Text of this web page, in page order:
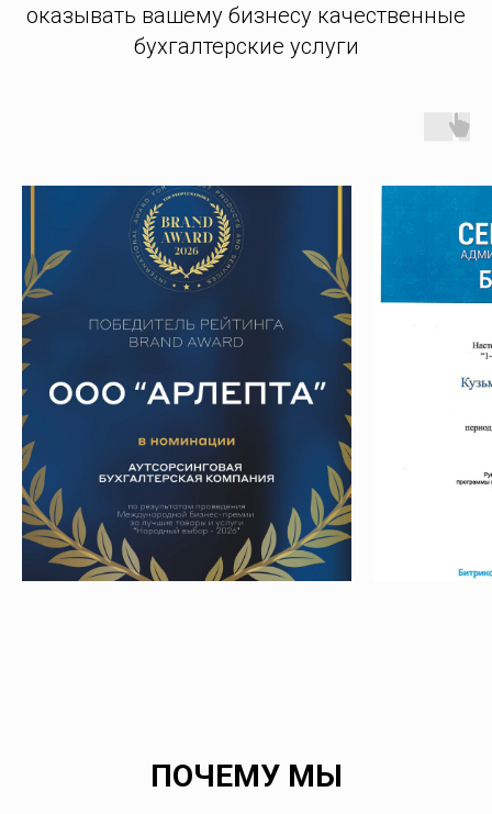
оказывать вашему бизнесу качественные
бухгалтерские услуги
ПОЧЕМУ МЫ